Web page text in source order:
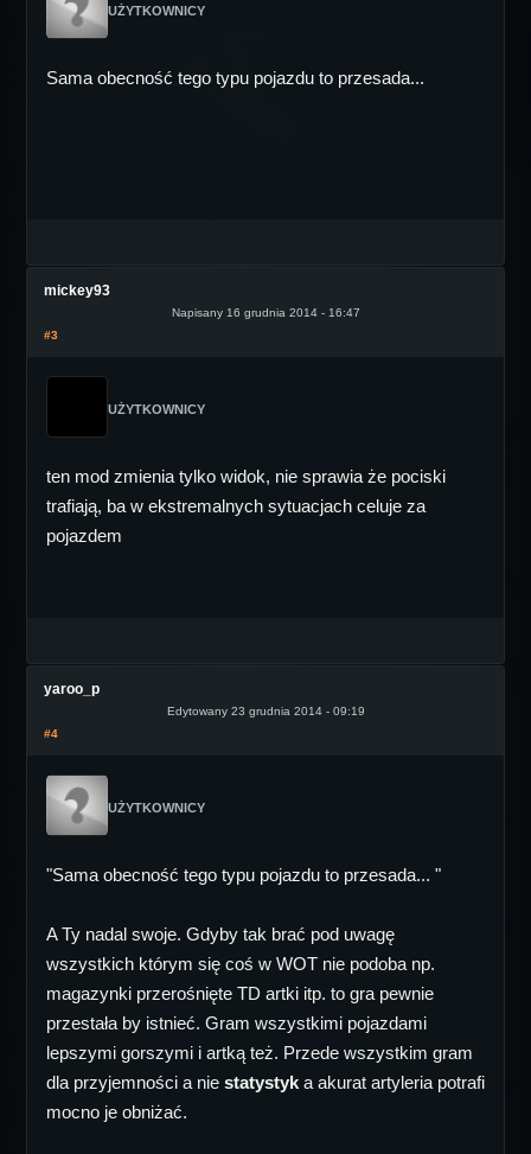
UŻYTKOWNICY
Sama obecność tego typu pojazdu to przesada...
mickey93
Napisany 16 grudnia 2014 - 16:47
#3
UŻYTKOWNICY
ten mod zmienia tylko widok, nie sprawia że pociski
trafiają, ba w ekstremalnych sytuacjach celuje za
pojazdem
yaroo_p
Edytowany 23 grudnia 2014 - 09:19
#4
UŻYTKOWNICY
"Sama obecność tego typu pojazdu to przesada... "
A Ty nadal swoje. Gdyby tak brać pod uwagę
wszystkich którym się coś w WOT nie podoba np.
magazynki przerośnięte TD artki itp. to gra pewnie
przestała by istnieć. Gram wszystkimi pojazdami
lepszymi gorszymi i artką też. Przede wszystkim gram
dla przyjemności a nie statystyk a akurat artyleria potrafi
mocno je obniżać.